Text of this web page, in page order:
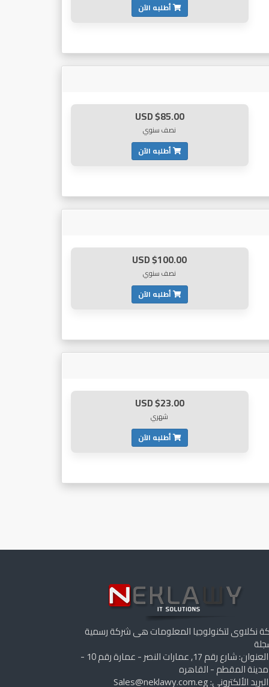
أطلبه الآن
$85.00 USD
نصف سنوي
أطلبه الآن
$100.00 USD
نصف سنوي
أطلبه الآن
$23.00 USD
شهري
أطلبه الآن
نكلاوى لتكنولوجيا المعلومات هى شركة رسمية
العنوان: شارع رقم 17, عمارات النصر - عمارة رقم 10 -
مدينة المقطم - القاهره
البريد الألكترونى: Sales@neklawy.com.eg